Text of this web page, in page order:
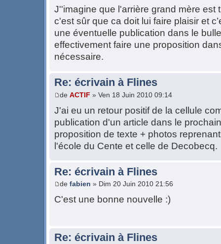
J''imagine que l'arrière grand mère est
c'est sûr que ca doit lui faire plaisir et
une éventuelle publication dans le
effectivement faire une proposition
nécessaire.
Re: écrivain à Flines
de ACTIF » Ven 18 Juin 2010 09:14
J'ai eu un retour positif de la cellule
publication d'un article dans le
proposition de texte + photos
l'école du Cente et celle de Decobecq.
Re: écrivain à Flines
de fabien » Dim 20 Juin 2010 21:56
C'est une bonne nouvelle :)
Re: écrivain à Flines